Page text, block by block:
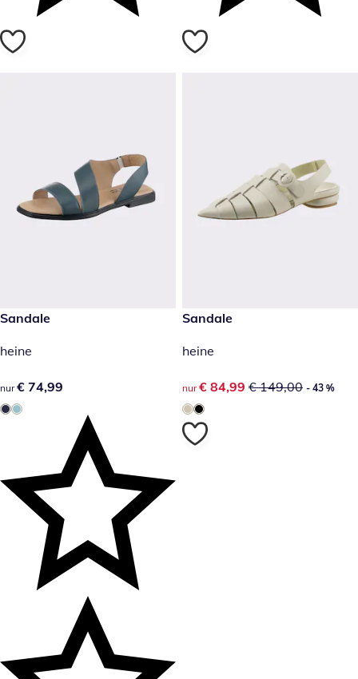
€ 74,99
Sandale
heine
€ 74,99
nur € 74,99
reduzierter Preis € 84,99,
- 43 %
Sandale
heine
reduzierter Preis € 84,99,
nur € 84,99 € 149,00 - 43 %